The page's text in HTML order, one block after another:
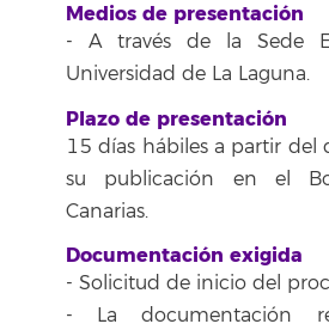
Medios de presentación
- A través de la Sede
Universidad de La Laguna.
Plazo de presentación
15 días hábiles a partir del
su publicación en el
Canarias.
Documentación exigida
- Solicitud de inicio del
- La documentación